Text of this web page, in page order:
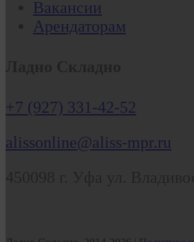
Вакансии
Арендаторам
+7 (927) 331-42-52
alissonline@aliss-mpr.ru